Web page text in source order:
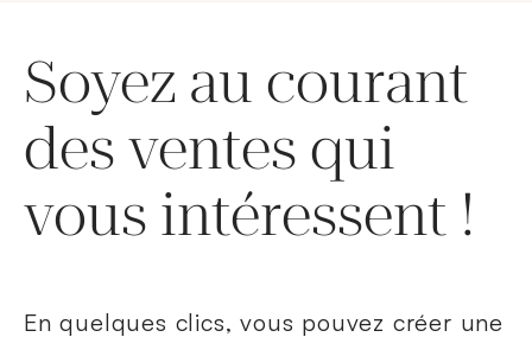
Soyez au courant
des ventes qui
vous intéressent !
En quelques clics, vous pouvez créer une